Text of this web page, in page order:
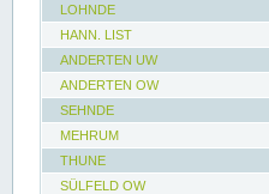
LOHNDE
HANN. LIST
ANDERTEN UW
ANDERTEN OW
SEHNDE
MEHRUM
THUNE
SÜLFELD OW